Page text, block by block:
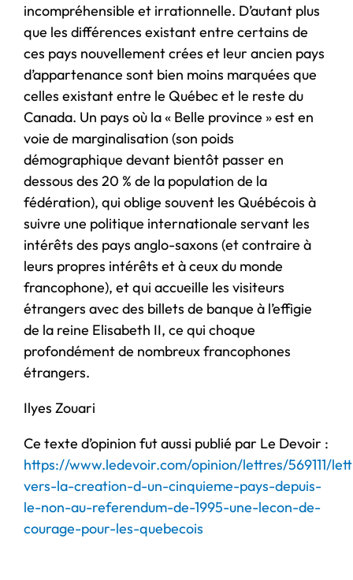
incompréhensible et irrationnelle. D’autant plus
que les différences existant entre certains de
ces pays nouvellement crées et leur ancien pays
d’appartenance sont bien moins marquées que
celles existant entre le Québec et le reste du
Canada. Un pays où la « Belle province » est en
voie de marginalisation (son poids
démographique devant bientôt passer en
dessous des 20 % de la population de la
fédération), qui oblige souvent les Québécois à
suivre une politique internationale servant les
intérêts des pays anglo-saxons (et contraire à
leurs propres intérêts et à ceux du monde
francophone), et qui accueille les visiteurs
étrangers avec des billets de banque à l’effigie
de la reine Elisabeth II, ce qui choque
profondément de nombreux francophones
étrangers.
Ilyes Zouari
Ce texte d’opinion fut aussi publié par Le Devoir :
https://www.ledevoir.com/opinion/lettres/569111/
vers-la-creation-d-un-cinquieme-pays-depuis-
le-non-au-referendum-de-1995-une-lecon-de-
courage-pour-les-quebecois